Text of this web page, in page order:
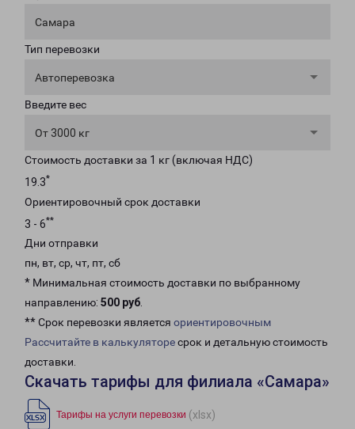
Самара
Тип перевозки
Автоперевозка
Введите вес
От 3000 кг
Стоимость доставки за 1 кг (включая НДС)
19.3*
Ориентировочный срок доставки
3 - 6**
Дни отправки
пн, вт, ср, чт, пт, сб
* Минимальная стоимость доставки по выбранному
направлению: 500 руб.
** Срок перевозки является ориентировочным
Рассчитайте в калькуляторесрок и детальную стоимость
доставки.
Скачать тарифы для филиала «Самара»
Тарифы на услуги перевозки (xlsx)